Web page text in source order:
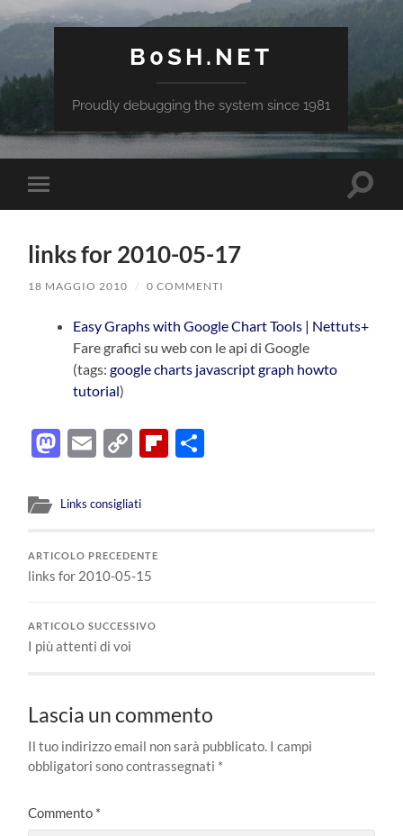
B0SH.NET
Proudly debugging the system since 1981
Attiva/disattiva
il
sui
dispositivi
links for 2010-05-17
18 MAGGIO 2010 / 0 COMMENTI
Easy Graphs with Google Chart Tools | Nettuts+
Fare grafici su web con le api di Google
(tags:googlecharts javascriptgraph howto
tutorial)
Mastodon
EmailCopyFlipboard
Links consigliati
ARTICOLO PRECEDENTE
links for 2010-05-15
ARTICOLO SUCCESSIVO
I più attenti di voi
Lascia un commento
Il tuo indirizzo email non sarà pubblicato. I campi
obbligatori sono contrassegnati *
Commento *